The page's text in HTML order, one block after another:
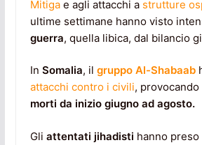
Mitigae agli attacchi a strutture
ultime settimane hanno visto
guerra, quella libica, dal bilancio
In Somalia, il gruppo Al-Shabaab
attacchi contro i civili,
morti da inizio giugno ad agosto.
Gli attentati jihadisti hanno